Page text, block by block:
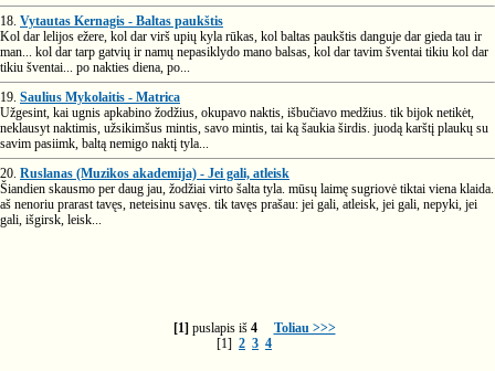
18. Vytautas Kernagis - Baltas paukštis
Kol dar lelijos ežere, kol dar virš upių kyla rūkas, kol baltas paukštis danguje dar gieda tau ir
man... kol dar tarp gatvių ir namų nepasiklydo mano balsas, kol dar tavim šventai tikiu kol dar
tikiu šventai... po nakties diena, po...
19. Saulius Mykolaitis - Matrica
Užgesint, kai ugnis apkabino žodžius, okupavo naktis, išbučiavo medžius. tik bijok netikėt,
neklausyt naktimis, užsikimšus mintis, savo mintis, tai ką šaukia širdis. juodą karštį plaukų su
savim pasiimk, baltą nemigo naktį tyla...
20. Ruslanas (Muzikos akademija) - Jei gali, atleisk
Šiandien skausmo per daug jau, žodžiai virto šalta tyla. mūsų laimę sugriovė tiktai viena klaida.
aš nenoriu prarast tavęs, neteisinu savęs. tik tavęs prašau: jei gali, atleisk, jei gali, nepyki, jei
gali, išgirsk, leisk...
[1] puslapis iš 4
Toliau >>>
[1] 2 3 4